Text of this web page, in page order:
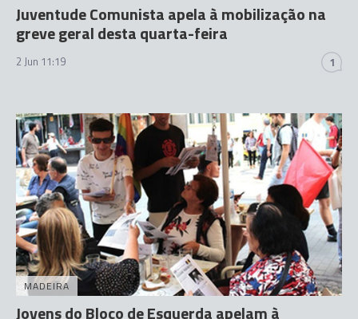
Juventude Comunista apela à mobilização na
greve geral desta quarta-feira
2 Jun 11:19 1
MADEIRA
Jovens do Bloco de Esquerda apelam à